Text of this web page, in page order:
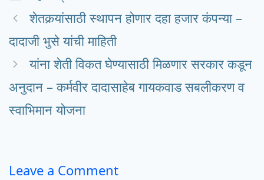
शेतकर्‍यांसाठी स्थापन होणार दहा हजार कंपन्या –
दादाजी भुसे यांची माहिती
यांना शेती विकत घेण्यासाठी मिळणार सरकार कडून
अनुदान – कर्मवीर दादासाहेब गायकवाड सबलीकरण व
स्वाभिमान योजना
Leave a Comment